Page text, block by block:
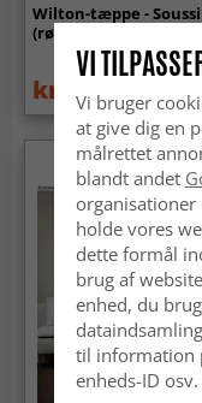
Wilton-tæppe - Soussi
(rød/multi)
kr.739
VI
Vi bruger
at give dig en
målrettet
blandt andet
holde vores
dette formål
brug af
enhed, du
til information
enheds-ID osv.